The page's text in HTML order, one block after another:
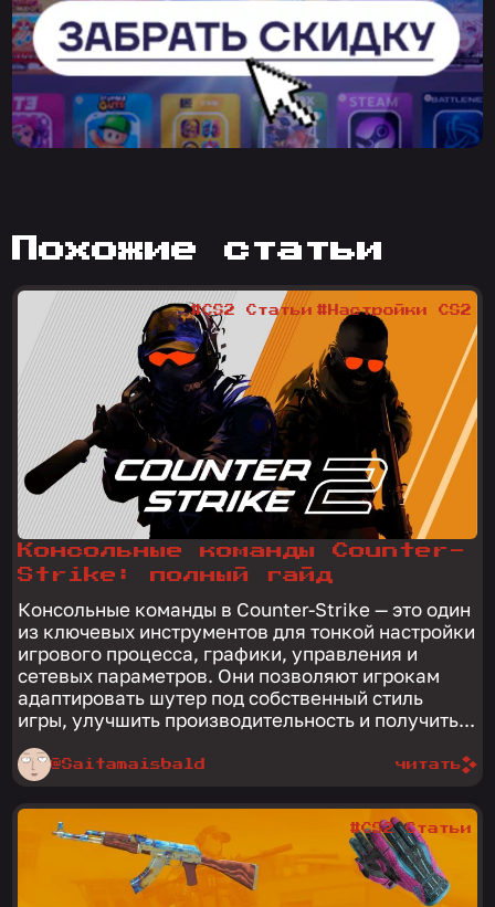
похожие статьи
Консольные команды Counter-
Strike: полный гайд
Консольные команды в Counter-Strike — это один
из ключевых инструментов для тонкой настройки
игрового процесса, графики, управления и
сетевых параметров. Они позволяют игрокам
адаптировать шутер под собственный стиль
игры, улучшить производительность и получить...
@Saitamaisbald
#CS2 Статьи #Настройки CS2
читать
#CS2 Статьи